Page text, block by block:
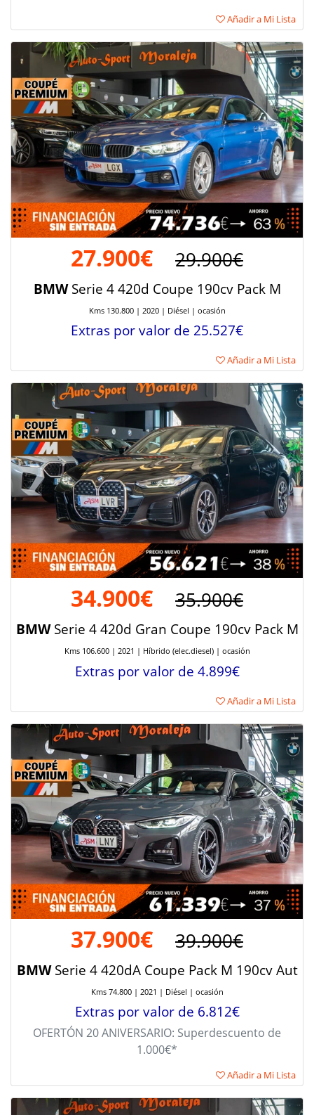
Añadir a Mi Lista
27.900€ 29.900€
BMWSerie 4 420d Coupe 190cv Pack M
Kms 130.800 | 2020 | Diésel | ocasión
Extras por valor de 25.527€
Añadir a Mi Lista
34.900€ 35.900€
BMWSerie 4 420d Gran Coupe 190cv Pack M
Kms 106.600 | 2021 | Híbrido (elec.diesel) | ocasión
Extras por valor de 4.899€
Añadir a Mi Lista
37.900€ 39.900€
BMWSerie 4 420dA Coupe Pack M 190cv Aut
Kms 74.800 | 2021 | Diésel | ocasión
Extras por valor de 6.812€
OFERTÓN 20 ANIVERSARIO: Superdescuento de
1.000€*
Añadir a Mi Lista